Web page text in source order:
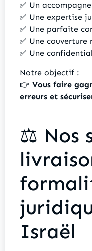
✅ Un
✅ Une expertise
✅ Une parfaite
✅ Une couverture
✅ Une
Notre objectif :
👉 Vous faire
erreurs et
⚖️ Nos
Israël